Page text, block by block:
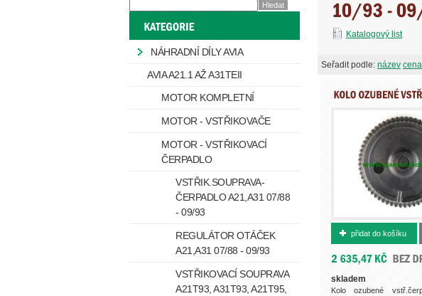
Katalogový list
Seřadit podle: název
362961290
přidat do košíku
skladem
Kolo ozubené
NÁHRADNÍ DÍLY AVIA
AVIA A21.1 AŽ A31TEII
MOTOR KOMPLETNÍ
MOTOR - VSTŘIKOVAČE
MOTOR - VSTŘIKOVACÍ
ČERPADLO
VSTŘIK.SOUPRAVA-
ČERPADLO A21,A31 07/88
- 09/93
REGULÁTOR OTÁČEK
A21,A31 07/88 - 09/93
VSTŘIKOVACÍ SOUPRAVA
A21T93, A31T93, A21T95,